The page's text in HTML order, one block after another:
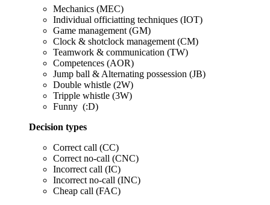
Mechanics (MEC)
Individual officiatting techniques (IOT)
Game management (GM)
Clock & shotclock management (CM)
Teamwork & communication (TW)
Competences (AOR)
Jump ball & Alternating possession (JB)
Double whistle (2W)
Tripple whistle (3W)
Funny (:D)
Decision types
Correct call (CC)
Correct no-call (CNC)
Incorrect call (IC)
Incorrect no-call (INC)
Cheap call (FAC)